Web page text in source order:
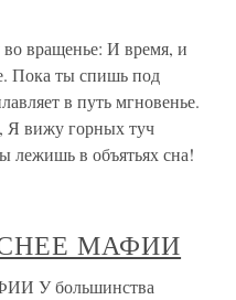
вращенье: И время, и
Пока ты спишь под
в путь мгновенье.
Я вижу горных туч
лежишь в объятьях сна!
МАФИИ
У большинства